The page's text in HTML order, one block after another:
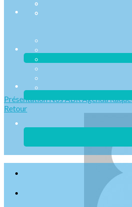
PrésentationNos ABRAgenda
Retour